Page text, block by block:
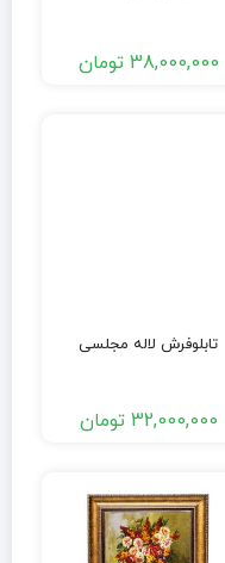
38,000,000 تومان
تابلوفرش لاله مجلسی
32,000,000 تومان